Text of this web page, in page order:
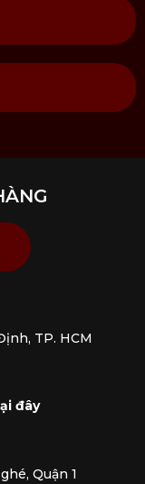
định rõ ràng
tại
nhận được đầy
chúng tôi
TP. HCM
đây
Quận 1